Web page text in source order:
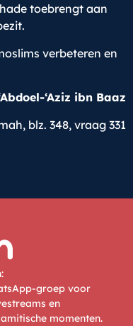
toebrengt aan
verbeteren en
‘Aziz ibn Baaz
blz. 348, vraag 331
groep voor
en
momenten.